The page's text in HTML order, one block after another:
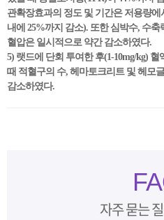
관확장효과의 정도 및 기간은 저용량에
내에 25%까지 감소). 또한 심박수, 수축
혈압은 일시적으로 약간 감소하였다.
5) 랫드에 단회 투여한 후(1-10mg/kg)
때 적혈구의 수, 헤마토크리트 및 헤모
감소하였다.
자주 묻는